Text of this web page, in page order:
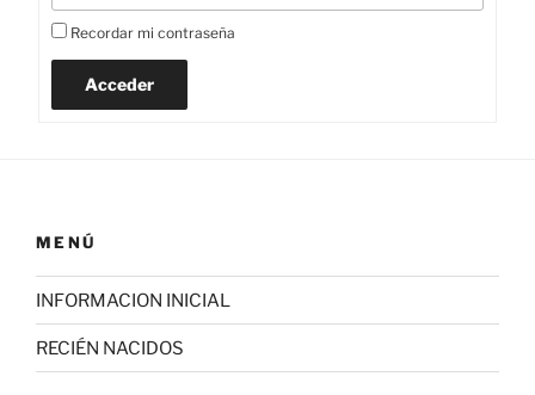
Recordar mi contraseña
Acceder
MENÚ
INFORMACION INICIAL
RECIÉN NACIDOS